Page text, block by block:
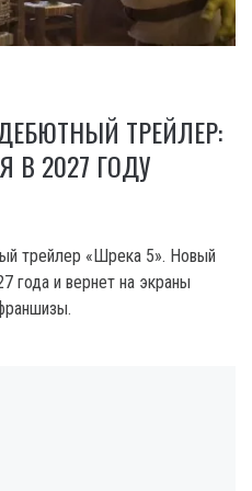
ТРЕЙЛЕР:
В 2027 ГОДУ
трейлер «Шрека 5». Новый
года и вернет на экраны